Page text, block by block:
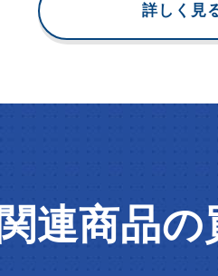
詳しく見
関連商品